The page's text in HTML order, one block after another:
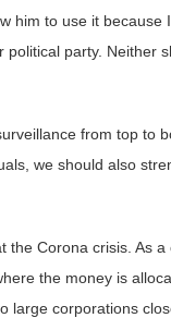
him to use it because
party. Neither
from top to
we should also
Corona crisis. As
the money is
large corporations